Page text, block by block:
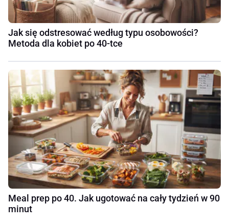
Jak się odstresować według typu osobowości?
Metoda dla kobiet po 40-tce
Meal prep po 40. Jak ugotować na cały tydzień w 90
minut